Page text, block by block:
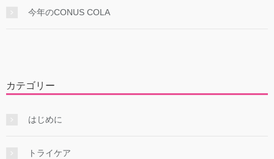
今年のCONUS COLA
カテゴリー
はじめに
トライケア